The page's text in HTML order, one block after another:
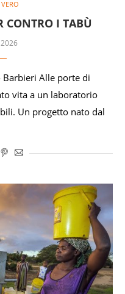
CONTRO I TABÙ
Alle porte di
vita a un laboratorio
Un progetto nato dal